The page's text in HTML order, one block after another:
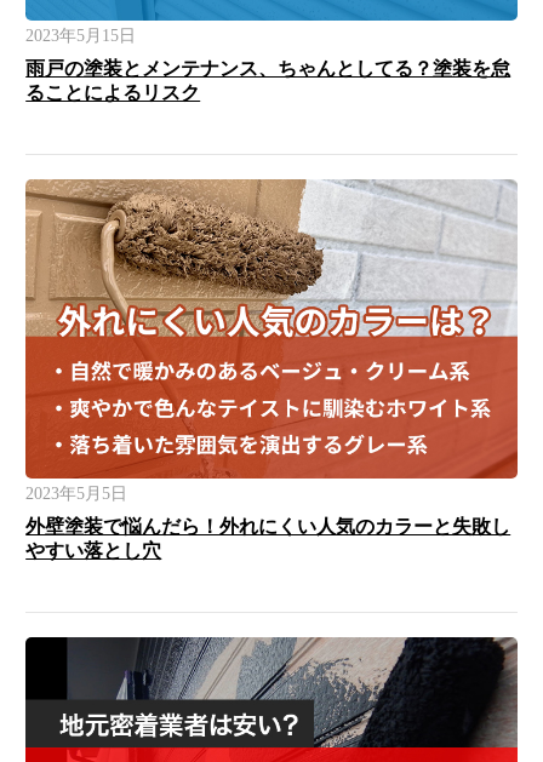
2023年5月15日
雨戸の塗装とメンテナンス、ちゃんとしてる？塗装を怠
ることによるリスク
2023年5月5日
外壁塗装で悩んだら！外れにくい人気のカラーと失敗し
やすい落とし穴